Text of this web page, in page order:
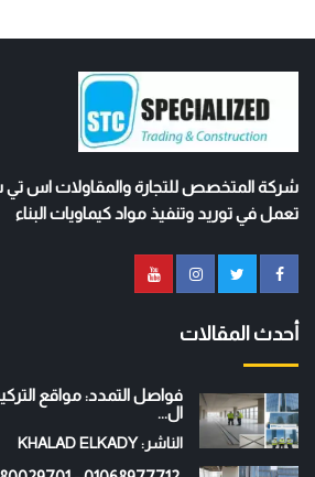
تعمل في توريد وتنفيذ مواد كيماويات البناء
أحدث المقالات
فواصل التمدد: مواقع
ال...
الناشر: KHALAD ELKADY